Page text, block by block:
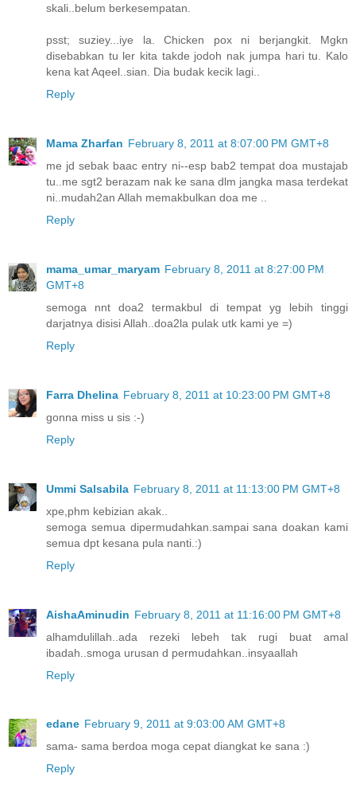
skali..belum berkesempatan.
psst; suziey...iye la. Chicken pox ni berjangkit. Mgkn
disebabkan tu ler kita takde jodoh nak jumpa hari tu. Kalo
kena kat Aqeel..sian. Dia budak kecik lagi..
Reply
Mama Zharfan February 8, 2011 at 8:07:00 PM GMT+8
me jd sebak baac entry ni--esp bab2 tempat doa mustajab
tu..me sgt2 berazam nak ke sana dlm jangka masa terdekat
ni..mudah2an Allah memakbulkan doa me ..
Reply
mama_umar_maryam February 8, 2011 at 8:27:00 PM
GMT+8
semoga nnt doa2 termakbul di tempat yg lebih tinggi
darjatnya disisi Allah..doa2la pulak utk kami ye =)
Reply
Farra Dhelina February 8, 2011 at 10:23:00 PM GMT+8
gonna miss u sis :-)
Reply
Ummi Salsabila February 8, 2011 at 11:13:00 PM GMT+8
xpe,phm kebizian akak..
semoga semua dipermudahkan.sampai sana doakan kami
semua dpt kesana pula nanti.:)
Reply
AishaAminudin February 8, 2011 at 11:16:00 PM GMT+8
alhamdulillah..ada rezeki lebeh tak rugi buat amal
ibadah..smoga urusan d permudahkan..insyaallah
Reply
edane February 9, 2011 at 9:03:00 AM GMT+8
sama- sama berdoa moga cepat diangkat ke sana :)
Reply